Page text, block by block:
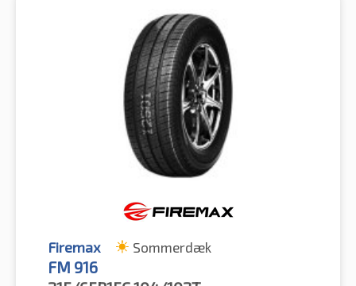
Firemax Sommerdæk
FM 916